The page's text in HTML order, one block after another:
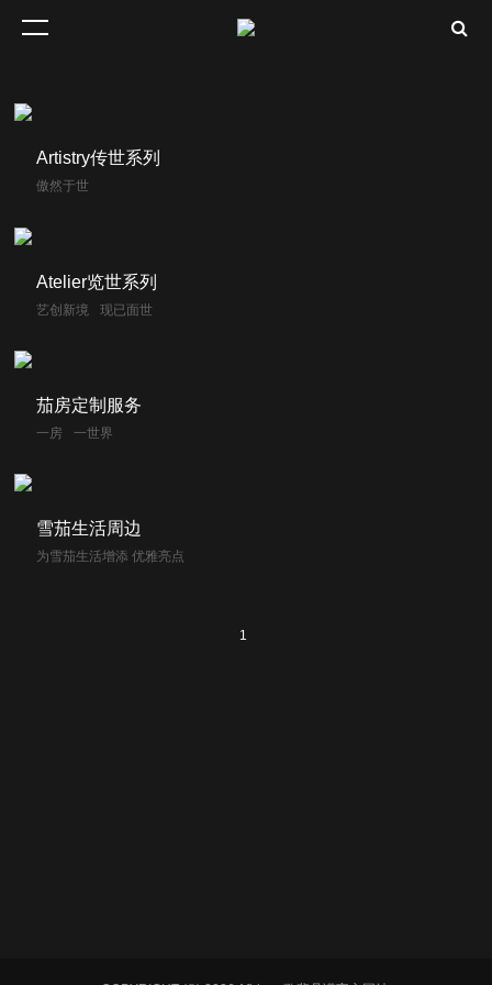
Artistry传世系列
傲然于世
Atelier览世系列
艺创新境 现已面世
茄房定制服务
一房 一世界
雪茄生活周边
为雪茄生活增添 优雅亮点
1